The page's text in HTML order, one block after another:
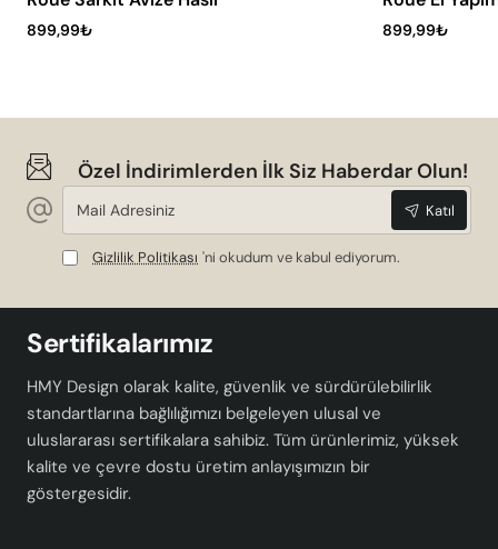
Sonuç Yerine Geçmeyecek Notlar
tasarımı ile bu hasır avize, evinizin her köşesinde fark
yaratacaktır. Evinizin atmosferini değiştirmek ve
aydınlatma ihtiyacınızı karşılamak için bu benzersiz ürünü
tercih edebilirsiniz.
899,99₺ 899,99₺
Özel İndirimlerden İlk Siz Haberdar Olun!
Mail
Adresiniz
Katıl
Gizlilik Politikası 'ni okudum ve kabul ediyorum.
Sertifikalarımız
HMY Design olarak kalite, güvenlik ve sürdürülebilirlik
standartlarına bağlılığımızı belgeleyen ulusal ve
uluslararası sertifikalara sahibiz. Tüm ürünlerimiz, yüksek
kalite ve çevre dostu üretim anlayışımızın bir
göstergesidir.